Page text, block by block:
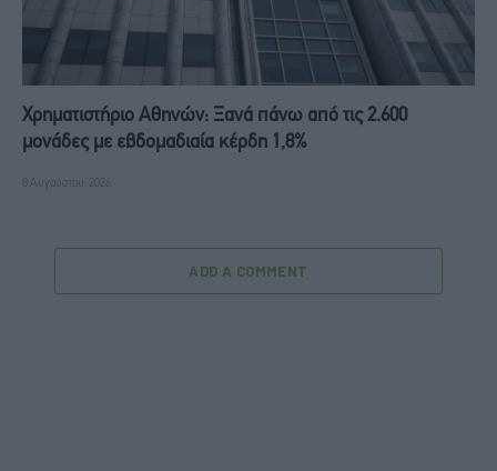
Χρηματιστήριο Αθηνών: Ξανά πάνω από τις 2.600
μονάδες με εβδομαδιαία κέρδη 1,8%
8 Αυγούστου, 2026
ADD A COMMENT